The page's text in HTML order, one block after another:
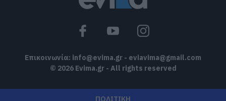
Επικοινωνία: info@evima.gr - eviavima@gmail.com
© 2026 Evima.gr - All rights reserved
ΠΟΛΙΤΙΚΗ